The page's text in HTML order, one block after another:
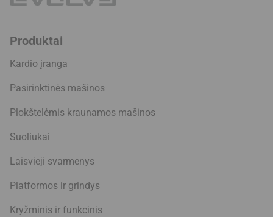
Produktai
Kardio įranga
Pasirinktinės mašinos
Plokštelėmis kraunamos mašinos
Suoliukai
Laisvieji svarmenys
Platformos ir grindys
Kryžminis ir funkcinis